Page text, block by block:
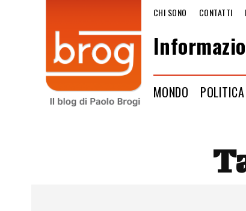
CHI SONO CONTATTI
MONDO POLITICA